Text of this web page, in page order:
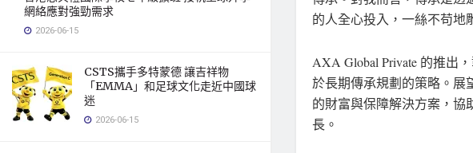
網絡應對強勁需求
2026-06-15
CSTS攜手多特蒙德 讓吉祥物
「EMMA」和足球文化走近中國球
迷
2026-06-15
的人全心投入，一絲不苟地
AXA Global Private 的推出
於長期傳承規劃的策略。展
的財富與保障解決方案，協
長。